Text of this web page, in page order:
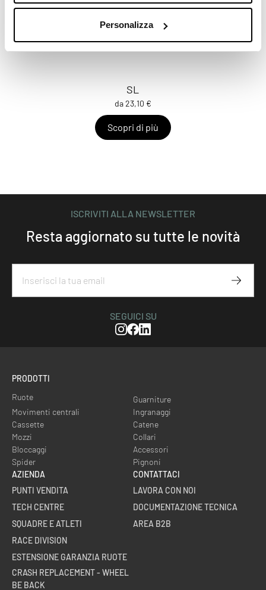
Personalizza
SL
da 23,10 €
Scopri di più
ISCRIVITI ALLA NEWSLETTER
Resta aggiornato su tutte le novità
Iscriviti
SEGUICI SU
Instagram
Facebook
Linkedin
PRODOTTI
Ruote
Guarniture
Movimenti centrali
Ingranaggi
Cassette
Catene
Mozzi
Collari
Bloccaggi
Accessori
Spider
Pignoni
AZIENDA
PUNTI VENDITA
TECH CENTRE
SQUADRE E ATLETI
RACE DIVISION
ESTENSIONE GARANZIA RUOTE
CRASH REPLACEMENT - WHEEL
BE BACK
CONTATTACI
LAVORA CON NOI
DOCUMENTAZIONE TECNICA
AREA B2B